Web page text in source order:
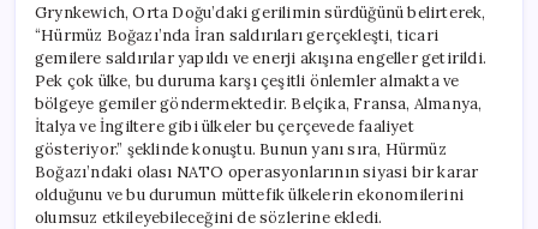
Grynkewich, Orta Doğu’daki gerilimin sürdüğünü belirterek,
“Hürmüz Boğazı’nda İran saldırıları gerçekleşti, ticari
gemilere saldırılar yapıldı ve enerji akışına engeller getirildi.
Pek çok ülke, bu duruma karşı çeşitli önlemler almakta ve
bölgeye gemiler göndermektedir. Belçika, Fransa, Almanya,
İtalya ve İngiltere gibi ülkeler bu çerçevede faaliyet
gösteriyor.” şeklinde konuştu. Bunun yanı sıra, Hürmüz
Boğazı’ndaki olası NATO operasyonlarının siyasi bir karar
olduğunu ve bu durumun müttefik ülkelerin ekonomilerini
olumsuz etkileyebileceğini de sözlerine ekledi.